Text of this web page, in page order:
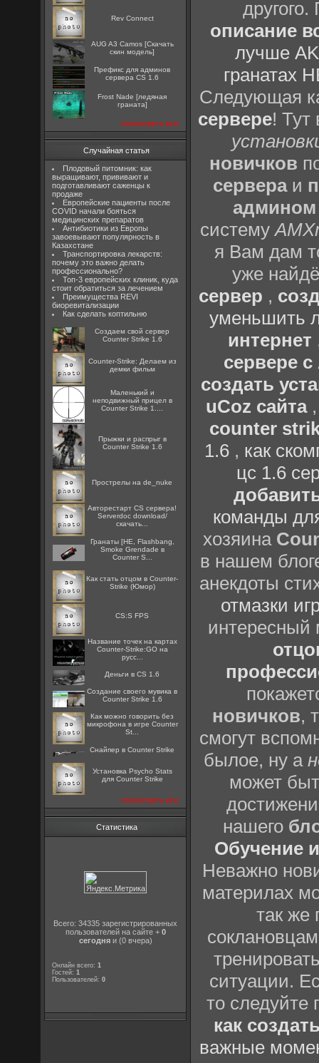
Rev Connect
AUG A3 Camos [Скачать
скин модель]
Префикс для админов
сервера CS 1.6
Frost Nade [ледяная
граната]
посмотреть все
Случайная статья
Плодовый питомник: как
выращивают, прививают и
подготавливают саженцы к
продаже
Европейские пациенты после
COVID начали бояться
медицинских препаратов
Антибиотики из Европы
завоевывают популярность в
Казахстане
Транспортировка лекарств:
почему это важно делать
профессионально?
Топ-3 европейских клиник, куда
стоит обратиться за лечением
Преимущества REVI
биоревитализации
Как сделать коптильню
Создаем свой сервер
Counter Strike 1.6
Counter-Strike: Делаем из
демки фильм
Маленький и
неподвижный прицел в
Counter Strike 1....
Прыжки и распрыг в
Counter Strike 1.6
Прострелы на de_nuke
Авторестарт CS сервера!
Serverdoc download/
скачать...
Гранаты [HE, Flashbang,
Smoke Grendade в
Counter S...
Как стать отцом в Counter-
Strike (Юмор)
CS:S FPS
Название точек на картах
Counter-Strike:GO на
русс...
Деньги в CS 1.6
Создание своего мувика в
Counter Strike 1.6
Как можно говорить без
микрофона в игре Counter
St...
Снайпер в Counter Strike
Установка Psycho Stats
для Counter Strike
посмотреть все
Статистика
Всего: 34335 зарегистрированных
пользователей на сайте + 0
сегодняи (0 вчера)
Онлайн всего:1
Гостей:1
Пользователей:0
описание
лучше
гранатах
Следующая
сервере! Тут
новичков
сервераи
админом
систему
я Вам дам
уже
сервер ,
уменьшить
интернет
сервере
создать
uCoz сайта
counter
1.6, как
цс 1.6
команды
хозяина
в нашем
анекдоты
отмазки
интересный
новичков,
смогут
былое, ну а
может
нашего
Обучение
Неважно
материлах
так же
ситуации.
то
как
важные